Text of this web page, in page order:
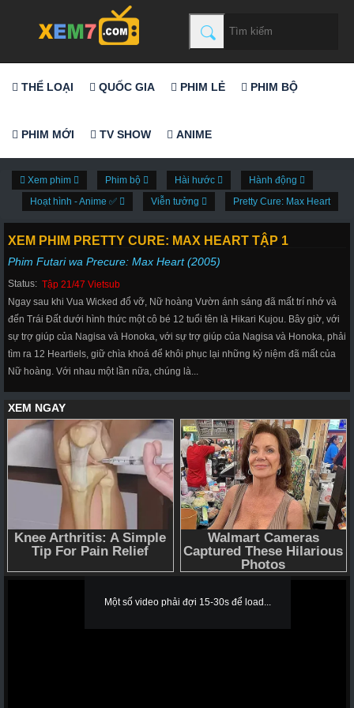
THỂ LOẠI QUỐC GIA PHIM LẺ PHIM BỘ
PHIM MỚI TV SHOW ANIME
Xem phim Phim bộ Hài hước
Hành động
Hoạt hình - Anime ✅
Viễn tưởng Pretty Cure: Max Heart
XEM PHIM PRETTY CURE: MAX HEART TẬP 1
Phim Futari wa Precure: Max Heart (2005)
Status: Tập 21/47 Vietsub
Ngay sau khi Vua Wicked đổ vỡ, Nữ hoàng Vườn ánh sáng đã mất trí nhớ và
đến Trái Đất dưới hình thức một cô bé 12 tuổi tên là Hikari Kujou. Bây giờ, với
sự trợ giúp của Nagisa và Honoka, với sự trợ giúp của Nagisa và Honoka, phải
tìm ra 12 Heartiels, giữ chìa khoá để khôi phục lại những kỷ niệm đã mất của
Nữ hoàng. Với nhau một lần nữa, chúng là...
Một số video phải đợi 15-30s để load...